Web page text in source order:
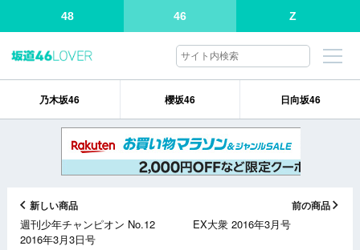
48 46 Z
乃木坂46 櫻坂46 日向坂46
新しい商品
週刊少年チャンピオン No.12
2016年3月3日号
前の商品
EX大衆 2016年3月号